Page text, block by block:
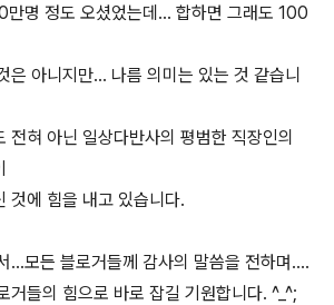
명 정도 오셨었는데... 합하면 그래도 100
은 아니지만... 나름 의미는 있는 것 같습니
전혀 아닌 일상다반사의 평범한 직장인의
것에 힘을 내고 있습니다.
...모든 블로거들께 감사의 말씀을 전하며....
거들의 힘으로 바로 잡길 기원합니다. ^_^;